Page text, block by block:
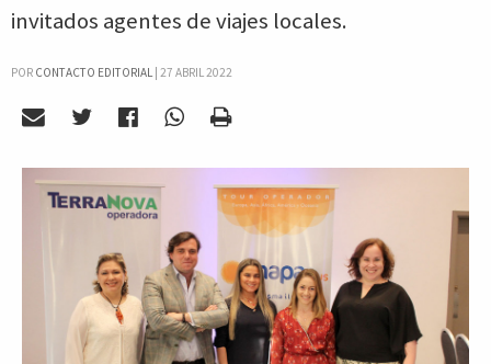
invitados agentes de viajes locales.
POR CONTACTO EDITORIAL| 27 ABRIL 2022